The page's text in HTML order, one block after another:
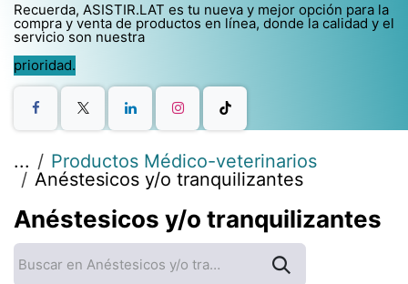
Recuerda, ASISTIR.LAT es tu nueva y mejor opción para la
compra y venta de productos en línea, donde la calidad y el
servicio son nuestra
prioridad.
...
Productos Médico-veterinarios
Anéstesicos y/o tranquilizantes
Anéstesicos y/o tranquilizantes